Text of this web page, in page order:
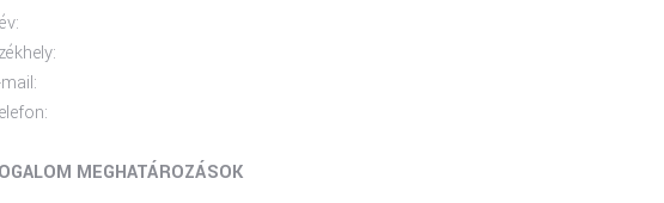
MEGHATÁROZÁSOK